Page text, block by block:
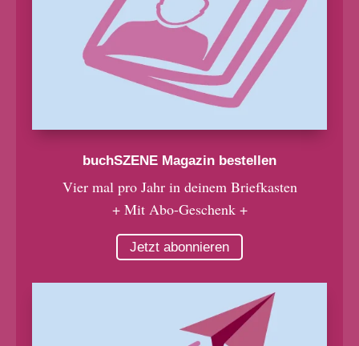
buchSZENE Magazin bestellen
Vier mal pro Jahr in deinem Briefkasten
+ Mit Abo-Geschenk +
Jetzt abonnieren